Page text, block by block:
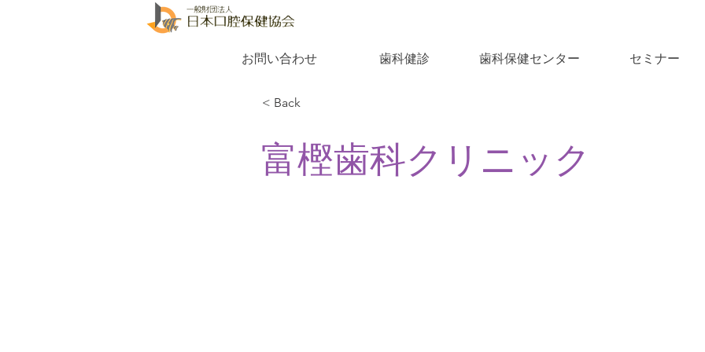
お問い合わせ 歯科健診 歯科保健センター セミナー
< Back
富樫歯科クリニック